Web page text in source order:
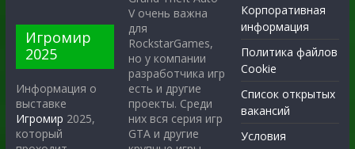
Игромир
2025
Информация о
выставке
Игромир 2025,
который
V очень важна
для
RockstarGames,
но у компании
разработчика игр
есть и другие
проекты. Среди
них вся серия игр
GTA и другие
Корпоративная
информация
Политика файлов
Cookie
Список открытых
вакансий
Условия